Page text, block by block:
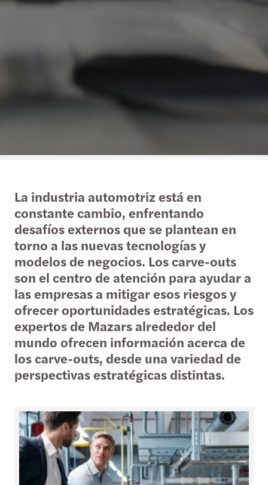
La industria automotriz está en
constante cambio, enfrentando
desafíos externos que se plantean en
torno a las nuevas tecnologías y
modelos de negocios. Los carve-outs
son el centro de atención para ayudar a
las empresas a mitigar esos riesgos y
ofrecer oportunidades estratégicas. Los
expertos de Mazars alrededor del
mundo ofrecen información acerca de
los carve-outs, desde una variedad de
perspectivas estratégicas distintas.